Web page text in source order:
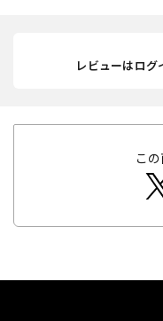
レビューはログ
こ